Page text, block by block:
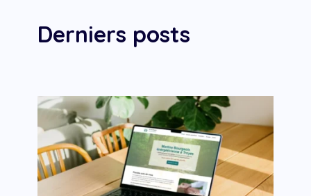
Derniers posts